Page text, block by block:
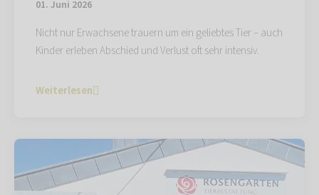
01. Juni 2026
Nicht nur Erwachsene trauern um ein geliebtes Tier – auch
Kinder erleben Abschied und Verlust oft sehr intensiv.
Weiterlesen